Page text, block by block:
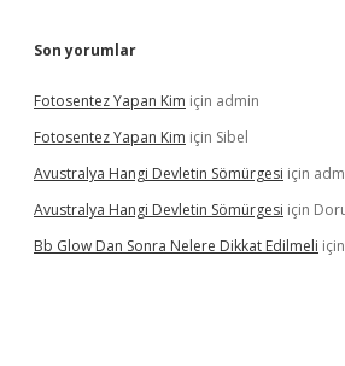
Son yorumlar
Fotosentez Yapan Kim için admin
Fotosentez Yapan Kim için Sibel
Avustralya Hangi Devletin Sömürgesi için
Avustralya Hangi Devletin Sömürgesi için
Bb Glow Dan Sonra Nelere Dikkat Edilmeli için